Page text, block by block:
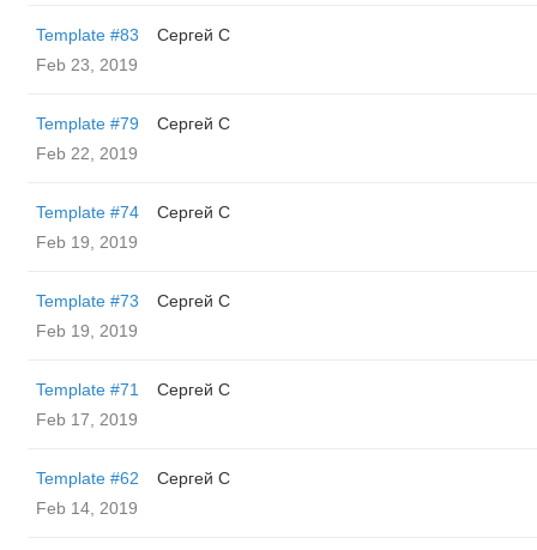
Template #83
Сергей С
Feb 23, 2019
Template #79
Сергей С
Feb 22, 2019
Template #74
Сергей С
Feb 19, 2019
Template #73
Сергей С
Feb 19, 2019
Template #71
Сергей С
Feb 17, 2019
Template #62
Сергей С
Feb 14, 2019